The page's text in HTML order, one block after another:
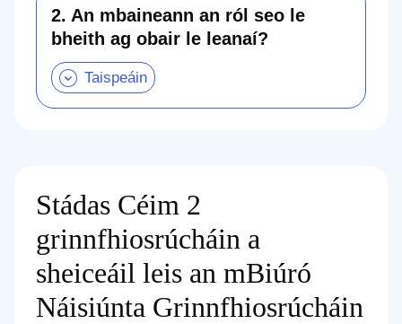
cónaí
ort
in
Eorpach
nó
Éireann? .
Taispeáin
chuid
2. An mbaineann an ról seo le
bheith ag obair le leanaí?
ról
an
chuid
Stádas Céim 2
grinnfhiosrúcháin a
sheiceáil leis an mBiúró
Náisiúnta Grinnfhiosrúcháin